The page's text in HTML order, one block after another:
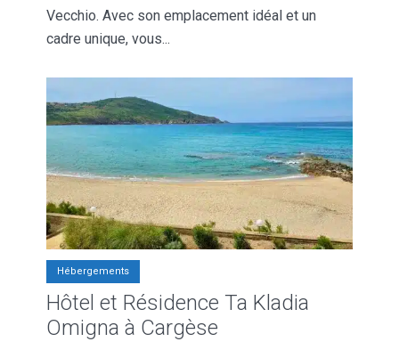
Vecchio. Avec son emplacement idéal et un
cadre unique, vous...
Hébergements
Hôtel et Résidence Ta Kladia
Omigna à Cargèse